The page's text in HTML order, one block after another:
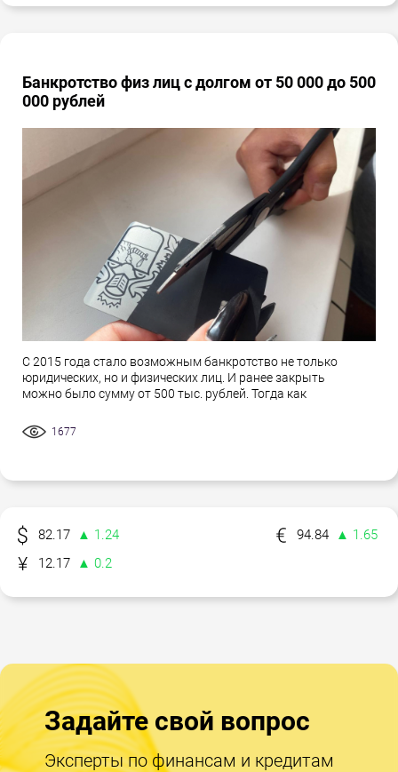
Банкротство физ лиц с долгом от 50 000 до 500
000 рублей
С 2015 года стало возможным банкротство не только
юридических, но и физических лиц. И ранее закрыть
можно было сумму от 500 тыс. рублей. Тогда как
1677
82.17 ▲ 1.24 94.84
▲ 1.65
12.17
▲ 0.2
Задайте свой вопрос
Эксперты по финансам и кредитам